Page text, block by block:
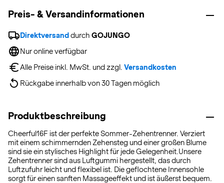
Preis- & Versandinformationen
Direktversand durch GOJUNGO
Nur online verfügbar
Alle Preise inkl. MwSt. und zzgl. Versandkosten
Rückgabe innerhalb von 30 Tagen möglich
Produktbeschreibung
Cheerful16F ist der perfekte Sommer-Zehentrenner. Verziert
mit einem schimmernden Zehensteg und einer großen Blume
sind sie ein stylisches Highlight für jede Gelegenheit.Unsere
Zehentrenner sind aus Luftgummi hergestellt, das durch
Luftzufuhr leicht und flexibel ist. Die geflochtene Innensohle
sorgt für einen sanften Massageeffekt und ist äußerst bequem.